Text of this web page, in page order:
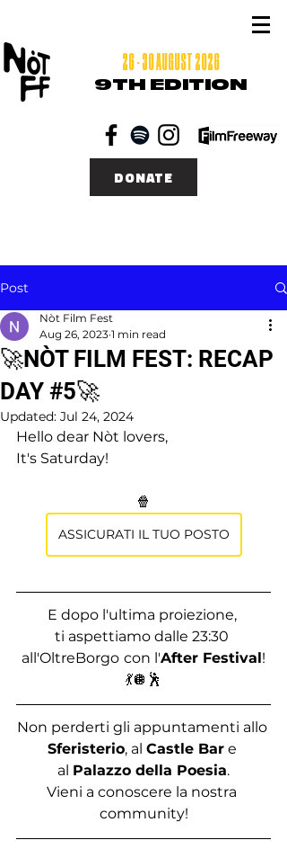
26 - 30 AUGUST 2026
9TH EDITION
DONATE
Post
🚀NÒT FILM FEST: RECAP
DAY #5🚀
Nòt Film Fest
Aug 26, 2023 1 min read
Updated: Jul 24, 2024
Hello dear Nòt lovers,
It's Saturday!
🍿
ASSICURATI IL TUO POSTO
E dopo l'ultima proiezione,
ti aspettiamo dalle 23:30
all'OltreBorgo con l'After Festival!
💃🪩🕺
Non perderti gli appuntamenti allo
Sferisterio, al Castle Bar e
al Palazzo della Poesia.
Vieni a conoscere la nostra
community!